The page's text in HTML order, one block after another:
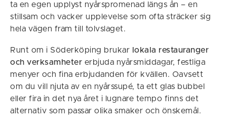
ta en egen upplyst nyårspromenad längs ån – en
stillsam och vacker upplevelse som ofta sträcker sig
hela vägen fram till tolvslaget.
Runt om i Söderköping brukar lokala restauranger
och verksamheter erbjuda nyårsmiddagar, festliga
menyer och fina erbjudanden för kvällen. Oavsett
om du vill njuta av en nyårssupé, ta ett glas bubbel
eller fira in det nya året i lugnare tempo finns det
alternativ som passar olika smaker och önskemål.